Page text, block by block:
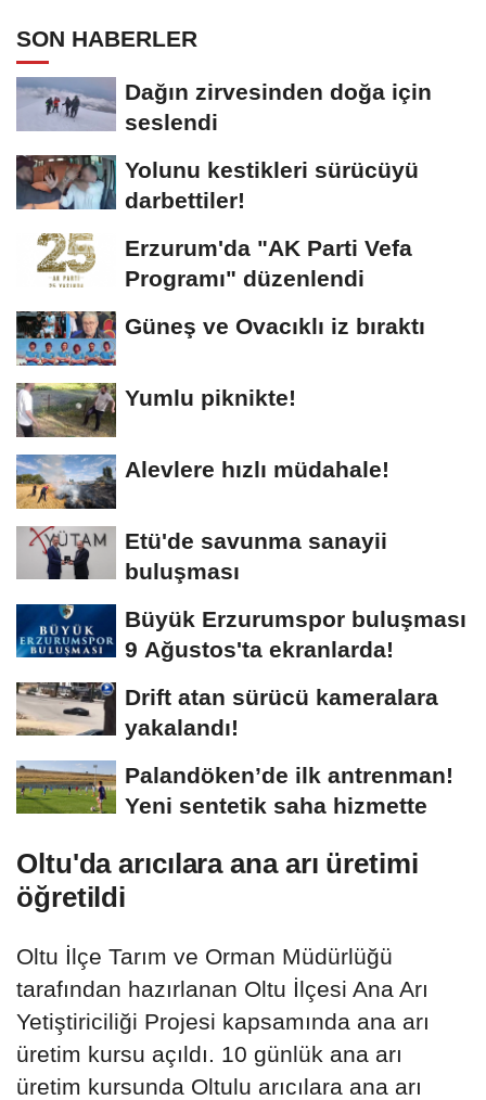
SON HABERLER
Dağın zirvesinden doğa için
seslendi
Yolunu kestikleri sürücüyü
darbettiler!
Erzurum'da "AK Parti Vefa
Programı" düzenlendi
Güneş ve Ovacıklı iz bıraktı
Yumlu piknikte!
Alevlere hızlı müdahale!
Etü'de savunma sanayii
buluşması
Büyük Erzurumspor buluşması
9 Ağustos'ta ekranlarda!
Drift atan sürücü kameralara
yakalandı!
Palandöken’de ilk antrenman!
Yeni sentetik saha hizmette
Oltu'da arıcılara ana arı üretimi
öğretildi
Oltu İlçe Tarım ve Orman Müdürlüğü
tarafından hazırlanan Oltu İlçesi Ana Arı
Yetiştiriciliği Projesi kapsamında ana arı
üretim kursu açıldı. 10 günlük ana arı
üretim kursunda Oltulu arıcılara ana arı